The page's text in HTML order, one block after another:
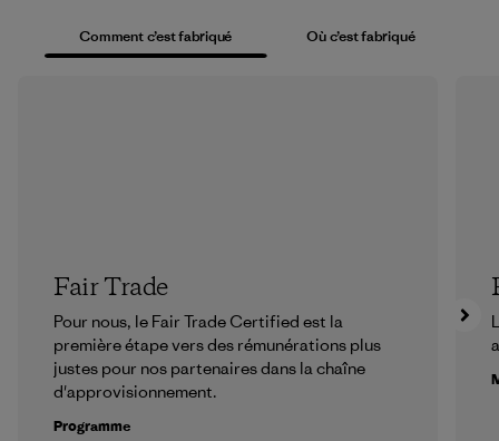
Comment c’est fabriqué Où c’est fabriqué
Fair Trade
Pour nous, le Fair Trade Certified est la
première étape vers des rémunérations plus
justes pour nos partenaires dans la chaîne
d'approvisionnement.
Programme